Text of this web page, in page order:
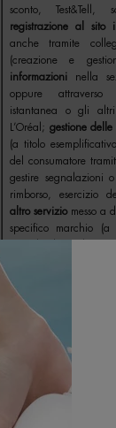
sconto, Test&Tell,
registrazione al sito
anche tramite
(creazione e
informazioni nella
oppure attraverso
istantanea o gli
L’Oréal; gestione
(a titolo
del consumatore
gestire segnalazioni
rimborso, esercizio
altro serviziomesso a
specifico marchio (a
o telefoniche e
consigliati durante la
B) FINALITÀ DI
invio, con
(email,
SMS –, annunci su